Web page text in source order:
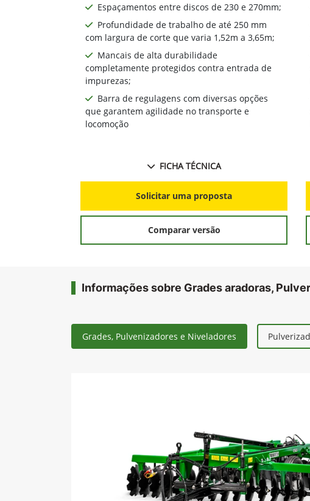
Espaçamentos entre discos de 230 e 270mm​;
Profundidade de trabalho de até 250 mm
com largura de corte que varia 1,52m a 3,65m;
Mancais de alta durabilidade
completamente protegidos contra entrada de
impurezas;
Barra de regulagens com diversas opções
que garantem agilidade no transporte e
locomoção
FICHA TÉCNICA
Solicitar uma proposta
Comparar versão
Informações sobre Grades aradoras,
Grades, Pulvenizadores e Niveladores